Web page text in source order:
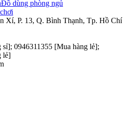
Đồ dùng phòng ngủ
Xí, P. 13, Q. Bình Thạnh, Tp. Hồ Chí
0946311355 [Mua hàng lẻ];
lẻ]